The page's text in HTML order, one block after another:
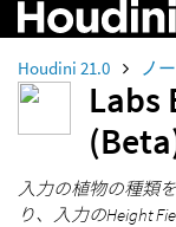
Houdini 21.0 ノ
Labs
入力の植物の種類
り、入力のHeight